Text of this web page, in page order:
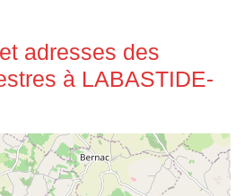
adresses des
à LABASTIDE-